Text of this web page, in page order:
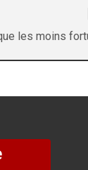
les moins